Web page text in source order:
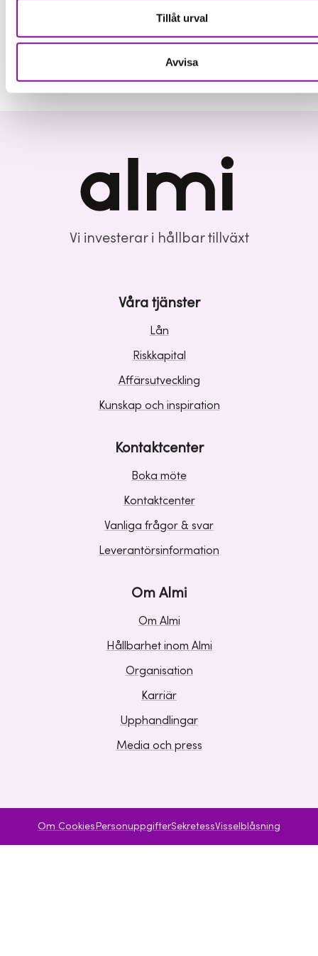
Tillåt urval
Avvisa
Vi investerar i hållbar tillväxt
Våra tjänster
Lån
Riskkapital
Affärsutveckling
Kunskap och inspiration
Kontaktcenter
Boka möte
Kontaktcenter
Vanliga frågor & svar
Leverantörsinformation
Om Almi
Om Almi
Hållbarhet inom Almi
Organisation
Karriär
Upphandlingar
Media och press
Om Cookies PersonuppgifterSekretessVisselblåsning